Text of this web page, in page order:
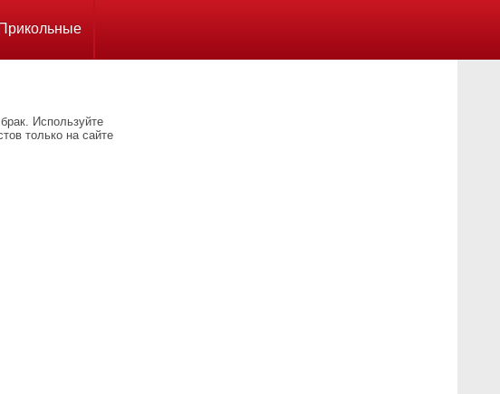
Прикольные
Используйте
только на сайте